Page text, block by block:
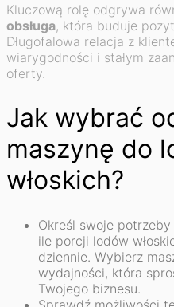
Kluczową rolę odgrywa
obsługa, która buduje
Długofalowa relacja z
wiarygodności i stałym
oferty.
Jak wybrać
maszynę do
włoskich?
Określ swoje
ile porcji lodów
dziennie. Wybierz
wydajności, która
Twojego biznesu.